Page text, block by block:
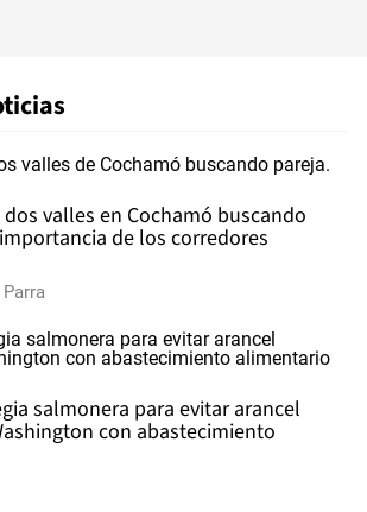
valles en Cochamó buscando
de los corredores
salmonera para evitar arancel
con abastecimiento